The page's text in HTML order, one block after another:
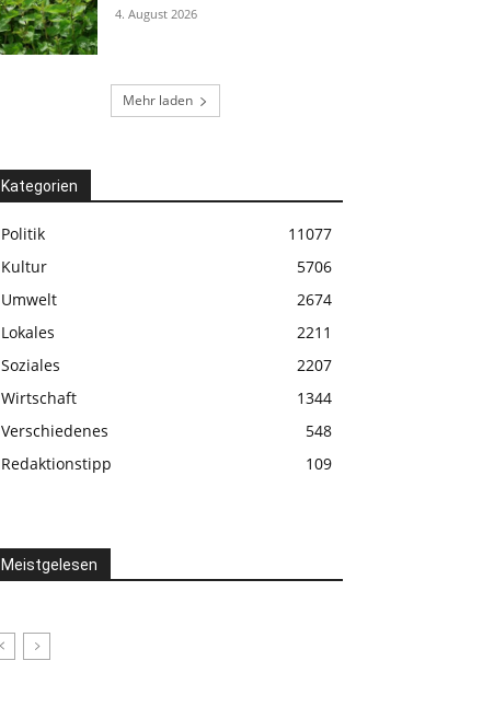
4. August 2026
Mehr laden
Kategorien
Politik
11077
Kultur
5706
Umwelt
2674
Lokales
2211
Soziales
2207
Wirtschaft
1344
Verschiedenes
548
Redaktionstipp
109
Meistgelesen